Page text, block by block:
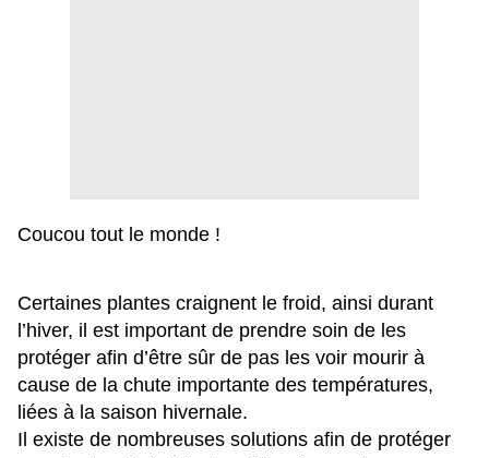
Coucou tout le monde !
Certaines plantes craignent le froid, ainsi durant
l’hiver, il est important de prendre soin de les
protéger afin d’être sûr de pas les voir mourir à
cause de la chute importante des températures,
liées à la saison hivernale.
Il existe de nombreuses solutions afin de protéger